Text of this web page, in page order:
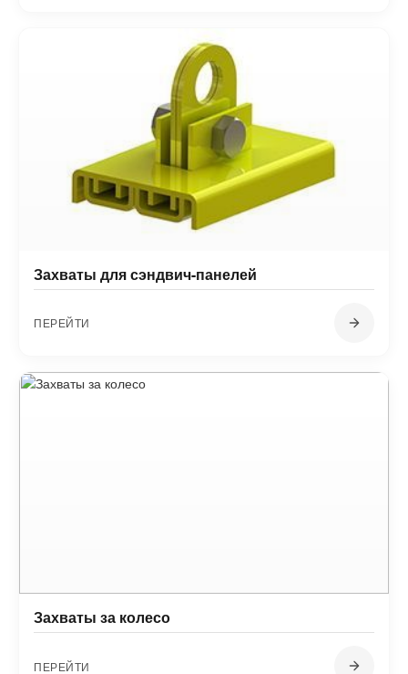
Захваты для сэндвич-панелей
ПЕРЕЙТИ
Захваты за колесо
ПЕРЕЙТИ